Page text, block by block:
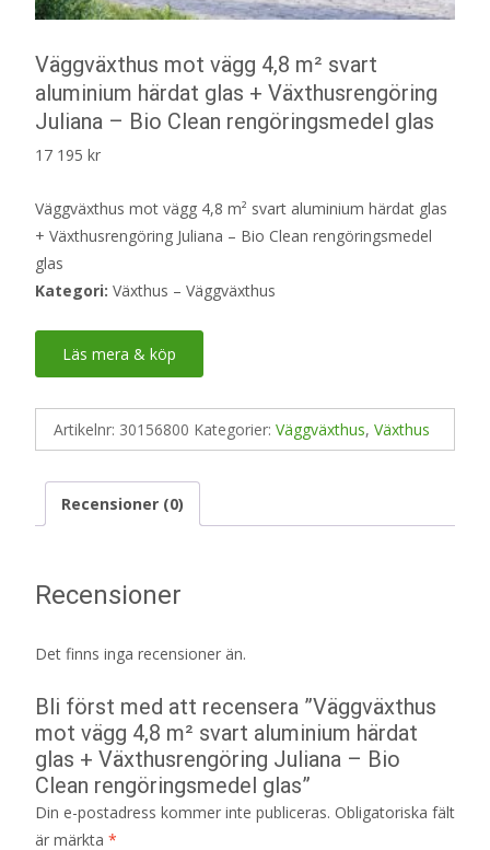
Väggväxthus mot vägg 4,8 m² svart
aluminium härdat glas + Växthusrengöring
Juliana – Bio Clean rengöringsmedel glas
17 195 kr
Väggväxthus mot vägg 4,8 m² svart aluminium härdat glas
+ Växthusrengöring Juliana – Bio Clean rengöringsmedel
glas
Kategori: Växthus – Väggväxthus
Läs mera & köp
Artikelnr: 30156800 Kategorier: Väggväxthus, Växthus
Recensioner (0)
Recensioner
Det finns inga recensioner än.
Bli först med att recensera ”Väggväxthus
mot vägg 4,8 m² svart aluminium härdat
glas + Växthusrengöring Juliana – Bio
Clean rengöringsmedel glas”
Din e-postadress kommer inte publiceras. Obligatoriska fält
är märkta *